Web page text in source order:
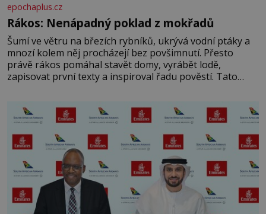
epochaplus.cz
Rákos: Nenápadný poklad z mokřadů
Šumí ve větru na březích rybníků, ukrývá vodní ptáky a
mnozí kolem něj procházejí bez povšimnutí. Přesto
právě rákos pomáhal stavět domy, vyrábět lodě,
zapisovat první texty a inspiroval řadu pověstí. Tato
letního koupání. Stačí se však podívat